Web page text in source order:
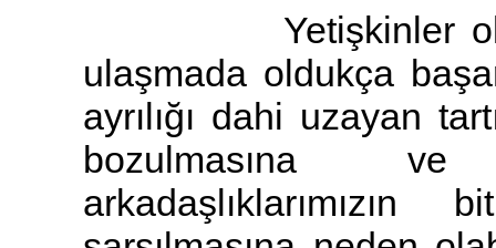
Yetişkinler olarak
ulaşmada oldukça
ayrılığı dahi uzayan
bozulmasına ve